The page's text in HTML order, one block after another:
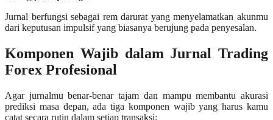
Jurnal berfungsi sebagai rem darurat yang menyelamatkan akunmu
dari keputusan impulsif yang biasanya berujung pada penyesalan.
Komponen Wajib dalam Jurnal Trading
Forex Profesional
Agar jurnalmu benar-benar tajam dan mampu membantu akurasi
prediksi masa depan, ada tiga komponen wajib yang harus kamu
catat secara rutin dalam setiap transaksi: